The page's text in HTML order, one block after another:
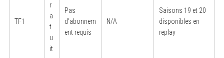
TF1
r
a
t
u
it
Pas
d’abonnem
ent requis
N/A
Saisons 19 et 20
disponibles en
replay